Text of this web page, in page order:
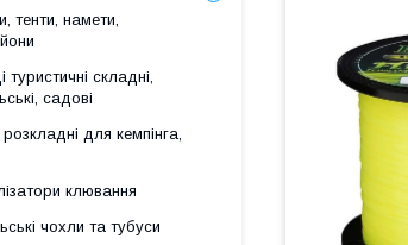
тенти, намети,
туристичні складні,
садові
для кемпінга,
клювання
чохли та тубуси